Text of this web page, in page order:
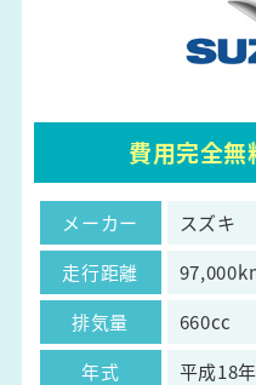
費用完全無
メーカー
スズキ
走行距離
排気量
660cc
年式
平成18